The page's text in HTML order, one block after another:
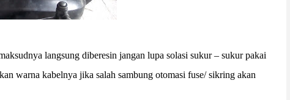
langsung diberesin jangan lupa solasi sukur – sukur pakai
warna kabelnya jika salah sambung otomasi fuse/ sikring akan